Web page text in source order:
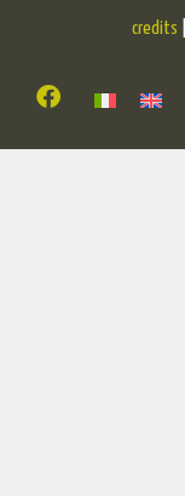
credits